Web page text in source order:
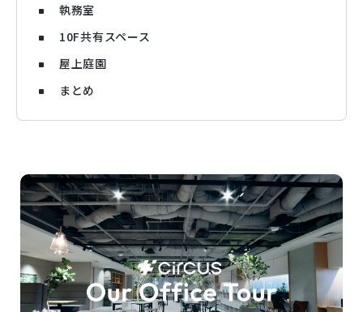
執務室
10F共有スペース
屋上庭園
まとめ